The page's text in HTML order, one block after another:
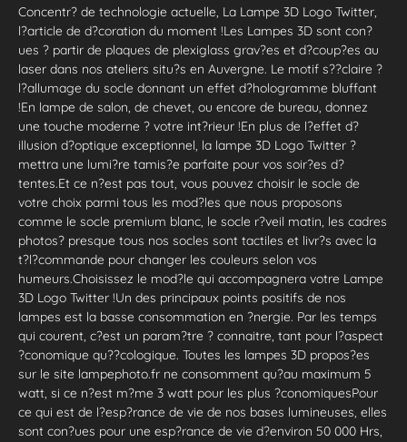
Concentr? de technologie actuelle, La Lampe 3D Logo Twitter,
l?article de d?coration du moment !Les Lampes 3D sont con?
ues ? partir de plaques de plexiglass grav?es et d?coup?es au
laser dans nos ateliers situ?s en Auvergne. Le motif s??claire ?
l?allumage du socle donnant un effet d?hologramme bluffant
!En lampe de salon, de chevet, ou encore de bureau, donnez
une touche moderne ? votre int?rieur !En plus de l?effet d?
illusion d?optique exceptionnel, la lampe 3D Logo Twitter ?
mettra une lumi?re tamis?e parfaite pour vos soir?es d?
tentes.Et ce n?est pas tout, vous pouvez choisir le socle de
votre choix parmi tous les mod?les que nous proposons
comme le socle premium blanc, le socle r?veil matin, les cadres
photos? presque tous nos socles sont tactiles et livr?s avec la
t?l?commande pour changer les couleurs selon vos
humeurs.Choisissez le mod?le qui accompagnera votre Lampe
3D Logo Twitter !Un des principaux points positifs de nos
lampes est la basse consommation en ?nergie. Par les temps
qui courent, c?est un param?tre ? connaitre, tant pour l?aspect
?conomique qu??cologique. Toutes les lampes 3D propos?es
sur le site lampephoto.fr ne consomment qu?au maximum 5
watt, si ce n?est m?me 3 watt pour les plus ?conomiquesPour
ce qui est de l?esp?rance de vie de nos bases lumineuses, elles
sont con?ues pour une esp?rance de vie d?environ 50 000 Hrs,